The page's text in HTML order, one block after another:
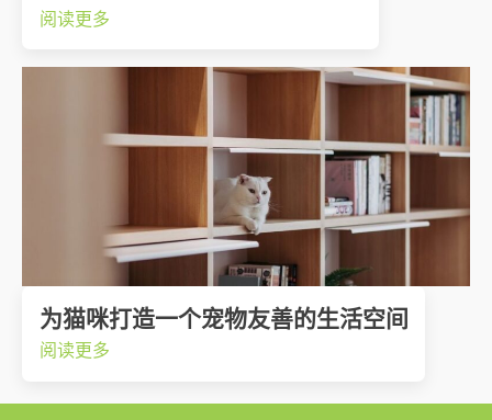
阅读更多
为猫咪打造一个宠物友善的生活空间
阅读更多